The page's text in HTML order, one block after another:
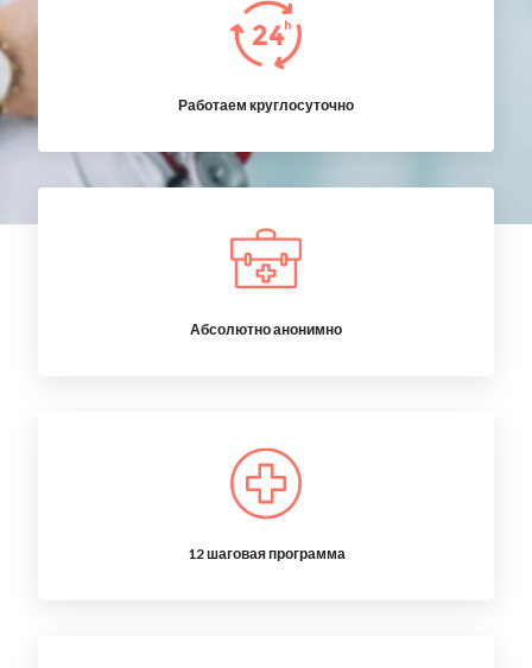
Работаем круглосуточно
Абсолютно анонимно
12 шаговая программа